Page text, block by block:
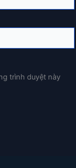
trình duyệt này